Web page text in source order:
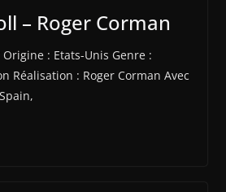
– Roger Corman
: Etats-Unis Genre :
Réalisation : Roger Corman Avec